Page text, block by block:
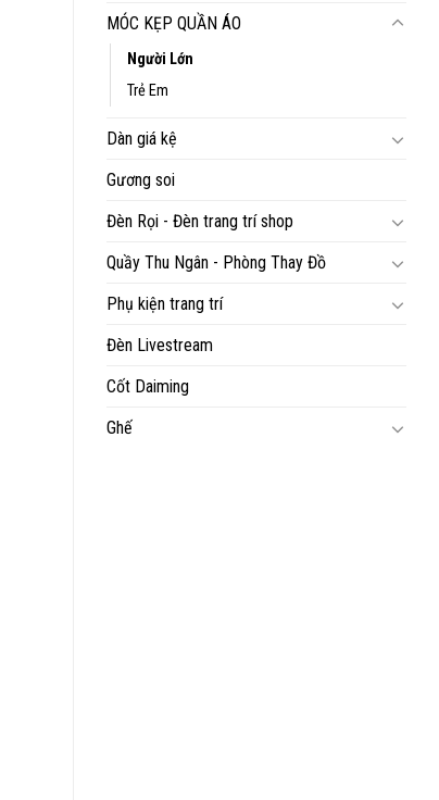
MÓC KẸP QUẦN ÁO
Người Lớn
Trẻ Em
Dàn giá kệ
Gương soi
Đèn Rọi - Đèn trang trí shop
Quầy Thu Ngân - Phòng Thay Đồ
Phụ kiện trang trí
Đèn Livestream
Cốt Daiming
Ghế